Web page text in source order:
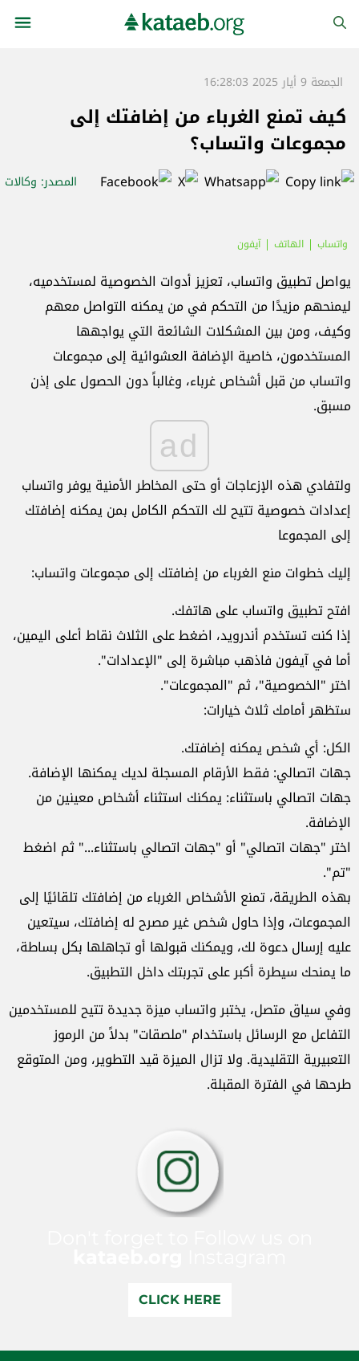
الجمعة 9 أيار 2025 16:28:03
كيف تمنع الغرباء من إضافتك إلى
مجموعات واتساب؟
المصدر: وكالات
واتساب الهاتف آيفون
يواصل تطبيق واتساب، تعزيز أدوات الخصوصية لمستخدميه،
ليمنحهم مزيدًا من التحكم في من يمكنه التواصل معهم
وكيف، ومن بين المشكلات الشائعة التي يواجهها
المستخدمون، خاصية الإضافة العشوائية إلى مجموعات
واتساب من قبل أشخاص غرباء، وغالباً دون الحصول على إذن
مسبق.
ad
ولتفادي هذه الإزعاجات أو حتى المخاطر الأمنية يوفر واتساب
إعدادات خصوصية تتيح لك التحكم الكامل بمن يمكنه إضافتك
إلى المجموعا
إليك خطوات منع الغرباء من إضافتك إلى مجموعات واتساب:
افتح تطبيق واتساب على هاتفك.
إذا كنت تستخدم أندرويد، اضغط على الثلاث نقاط أعلى اليمين،
أما في آيفون فاذهب مباشرة إلى "الإعدادات".
اختر "الخصوصية"، ثم "المجموعات".
ستظهر أمامك ثلاث خيارات:
الكل: أي شخص يمكنه إضافتك.
جهات اتصالي: فقط الأرقام المسجلة لديك يمكنها الإضافة.
جهات اتصالي باستثناء: يمكنك استثناء أشخاص معينين من
الإضافة.
اختر "جهات اتصالي" أو "جهات اتصالي باستثناء..." ثم اضغط
"تم".
بهذه الطريقة، تمنع الأشخاص الغرباء من إضافتك تلقائيًا إلى
المجموعات، وإذا حاول شخص غير مصرح له إضافتك، سيتعين
عليه إرسال دعوة لك، ويمكنك قبولها أو تجاهلها بكل بساطة،
ما يمنحك سيطرة أكبر على تجربتك داخل التطبيق.
وفي سياق متصل، يختبر واتساب ميزة جديدة تتيح للمستخدمين
التفاعل مع الرسائل باستخدام "ملصقات" بدلاً من الرموز
التعبيرية التقليدية. ولا تزال الميزة قيد التطوير، ومن المتوقع
طرحها في الفترة المقبلة.
CLICK HERE